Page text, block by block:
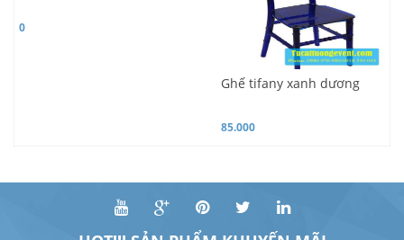
0
Ghế tifany xanh dương
85.000